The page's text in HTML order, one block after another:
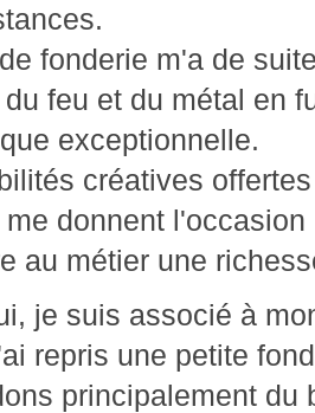
fonderie m'a de
feu et du métal en
exceptionnelle.
créatives
donnent
au métier une
je suis associé à
repris une petite
principalement